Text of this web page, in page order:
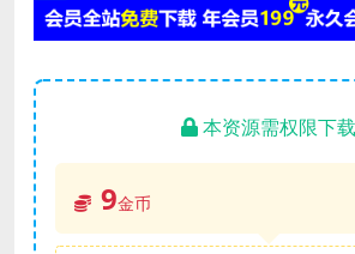
本资源需权限下载
9金币